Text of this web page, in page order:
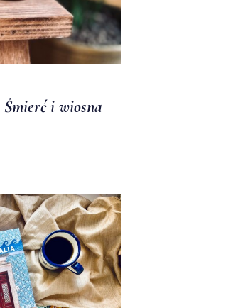
Śmierć i wiosna